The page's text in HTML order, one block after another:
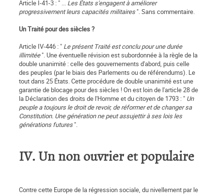
Article I-41-3 : " ... Les États s'engagent à améliorer
progressivement leurs capacités militaires". Sans commentaire.
Un Traité pour des siècles ?
Article IV-446 : " Le présent Traité est conclu pour une durée
illimitée". Une éventuelle révision est subordonnée à la règle de la
double unanimité : celle des gouvernements d'abord, puis celle
des peuples (par le biais des Parlements ou de référendums). Le
tout dans 25 États. Cette procédure de double unanimité est une
garantie de blocage pour des siècles ! On est loin de l'article 28 de
la Déclaration des droits de l'Homme et du citoyen de 1793 : " Un
peuple a toujours le droit de revoir, de réformer et de changer sa
Constitution. Une génération ne peut assujettir à ses lois les
générations futures".
IV. Un non ouvrier et populaire
Contre cette Europe de la régression sociale, du nivellement par le